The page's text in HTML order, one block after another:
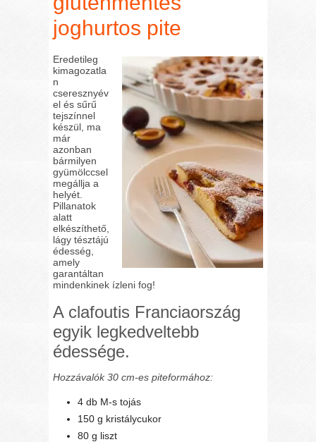
joghurtos pite
Eredetileg
kimagozatla
n
cseresznyév
el és sűrű
tejszínnel
készül, ma
már
azonban
bármilyen
gyümölccsel
megállja a
helyét.
Pillanatok
alatt
elkészíthető,
lágy tésztájú
édesség,
amely
garantáltan
mindenkinek ízleni fog!
A clafoutis Franciaország
egyik legkedveltebb
édessége.
Hozzávalók 30 cm-es piteformához:
4 db M-s tojás
150 g kristálycukor
80 g liszt